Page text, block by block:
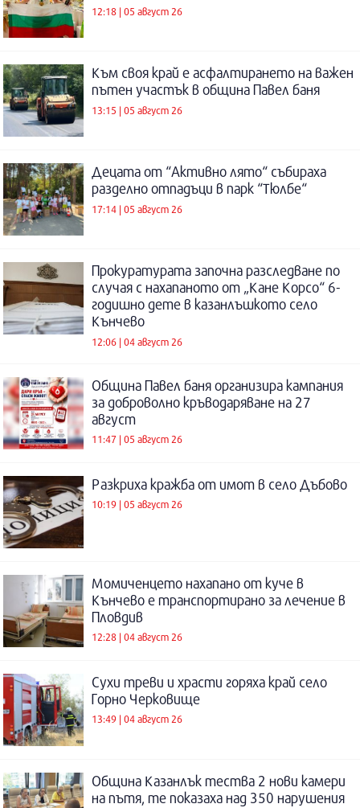
12:18 | 05 август 26
Към своя край е асфалтирането на важен
пътен участък в община Павел баня
13:15 | 05 август 26
Децата от “Активно лято“ събираха
разделно отпадъци в парк “Тюлбе“
17:14 | 05 август 26
Прокуратурата започна разследване по
случая с нахапаното от „Кане Корсо“ 6-
годишно дете в казанлъшкото село
Кънчево
12:06 | 04 август 26
Община Павел баня организира кампания
за доброволно кръводаряване на 27
август
11:47 | 05 август 26
Разкриха кражба от имот в село Дъбово
10:19 | 05 август 26
Момиченцето нахапано от куче в
Кънчево е транспортирано за лечение в
Пловдив
12:28 | 04 август 26
Сухи треви и храсти горяха край село
Горно Черковище
13:49 | 04 август 26
Община Казанлък тества 2 нови камери
на пътя, те показаха над 350 нарушения